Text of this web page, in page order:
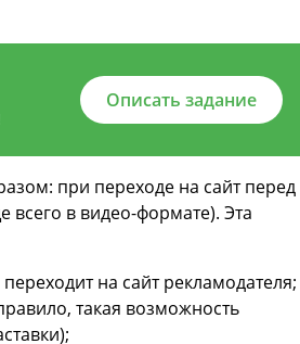
Описать задание
при переходе на сайт перед
всего в видео-формате). Эта
на сайт рекламодателя;
такая возможность